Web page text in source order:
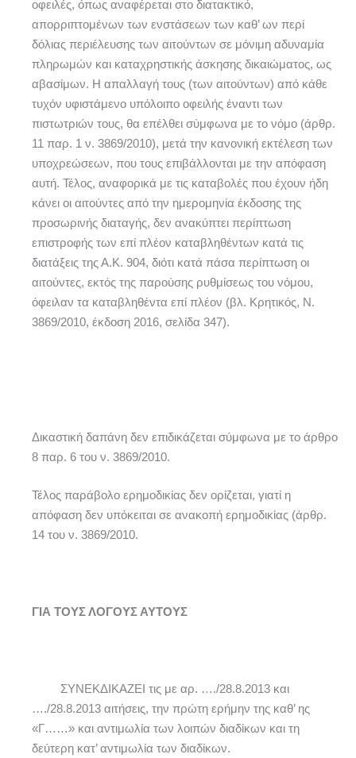
οφειλές, όπως αναφέρεται στο διατακτικό,
απορριπτομένων των ενστάσεων των καθ’ ων περί
δόλιας περιέλευσης των αιτούντων σε μόνιμη αδυναμία
πληρωμών και καταχρηστικής άσκησης δικαιώματος, ως
αβασίμων. Η απαλλαγή τους (των αιτούντων) από κάθε
τυχόν υφιστάμενο υπόλοιπο οφειλής έναντι των
πιστωτριών τους, θα επέλθει σύμφωνα με το νόμο (άρθρ.
11 παρ. 1 ν. 3869/2010), μετά την κανονική εκτέλεση των
υποχρεώσεων, που τους επιβάλλονται με την απόφαση
αυτή. Τέλος, αναφορικά με τις καταβολές που έχουν ήδη
κάνει οι αιτούντες από την ημερομηνία έκδοσης της
προσωρινής διαταγής, δεν ανακύπτει περίπτωση
επιστροφής των επί πλέον καταβληθέντων κατά τις
διατάξεις της Α.Κ. 904, διότι κατά πάσα περίπτωση οι
αιτούντες, εκτός της παρούσης ρυθμίσεως του νόμου,
όφειλαν τα καταβληθέντα επί πλέον (βλ. Κρητικός, Ν.
3869/2010, έκδοση 2016, σελίδα 347).
Δικαστική δαπάνη δεν επιδικάζεται σύμφωνα με το άρθρο
8 παρ. 6 του ν. 3869/2010.
Τέλος παράβολο ερημοδικίας δεν ορίζεται, γιατί η
απόφαση δεν υπόκειται σε ανακοπή ερημοδικίας (άρθρ.
14 του ν. 3869/2010.
ΓΙΑ ΤΟΥΣ ΛΟΓΟΥΣ ΑΥΤΟΥΣ
ΣΥΝΕΚΔΙΚΑΖΕΙ τις με αρ. …./28.8.2013 και
…./28.8.2013 αιτήσεις, την πρώτη ερήμην της καθ’ ης
«Γ……» και αντιμωλία των λοιπών διαδίκων και τη
δεύτερη κατ’ αντιμωλία των διαδίκων.